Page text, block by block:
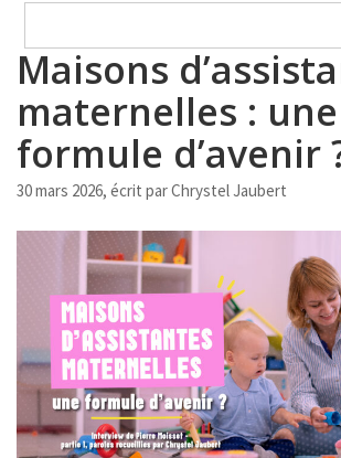
Maisons
maternelles : une
formule d’avenir
30 mars 2026, écrit parChrystel Jaubert